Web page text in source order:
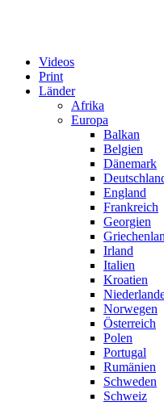
Videos
Print
Länder
Afrika
Europa
Balkan
Belgien
Dänemark
England
Frankreich
Georgien
Irland
Italien
Kroatien
Norwegen
Österreich
Polen
Portugal
Rumänien
Schweden
Schweiz